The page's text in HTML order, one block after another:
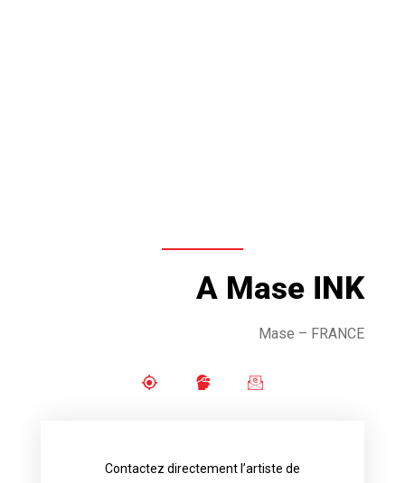
A Mase INK
Mase – FRANCE
Contactez directement l’artiste de